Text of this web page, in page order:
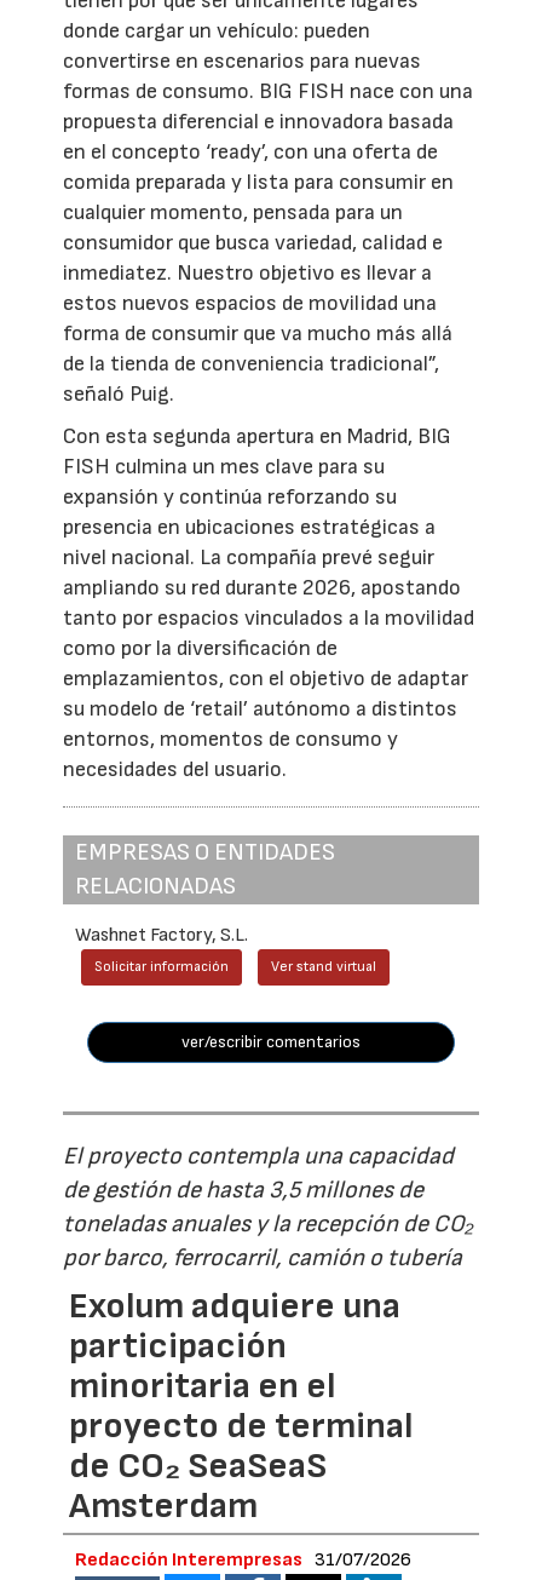
donde cargar un vehículo: pueden
convertirse en escenarios para nuevas
formas de consumo. BIG FISH nace con una
propuesta diferencial e innovadora basada
en el concepto ‘ready’, con una oferta de
comida preparada y lista para consumir en
cualquier momento, pensada para un
consumidor que busca variedad, calidad e
inmediatez. Nuestro objetivo es llevar a
estos nuevos espacios de movilidad una
forma de consumir que va mucho más allá
de la tienda de conveniencia tradicional”,
señaló Puig.
Con esta segunda apertura en Madrid, BIG
FISH culmina un mes clave para su
expansión y continúa reforzando su
presencia en ubicaciones estratégicas a
nivel nacional. La compañía prevé seguir
ampliando su red durante 2026, apostando
tanto por espacios vinculados a la movilidad
como por la diversificación de
emplazamientos, con el objetivo de adaptar
su modelo de ‘retail’ autónomo a distintos
entornos, momentos de consumo y
necesidades del usuario.
EMPRESAS O ENTIDADES
RELACIONADAS
Washnet Factory, S.L.
Solicitar información Ver stand virtual
ver/escribir comentarios
El proyecto contempla una capacidad
de gestión de hasta 3,5 millones de
toneladas anuales y la recepción de CO₂
por barco, ferrocarril, camión o tubería
Exolum adquiere una
participación
minoritaria en el
proyecto de terminal
de CO₂ SeaSeaS
Amsterdam
Redacción Interempresas 31/07/2026